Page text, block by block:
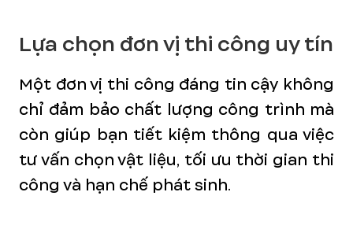
Lựa chọn đơn vị thi công uy tín
Một đơn vị thi công đáng tin cậy không
chỉ đảm bảo chất lượng công trình mà
còn giúp bạn tiết kiệm thông qua việc
tư vấn chọn vật liệu, tối ưu thời gian thi
công và hạn chế phát sinh.